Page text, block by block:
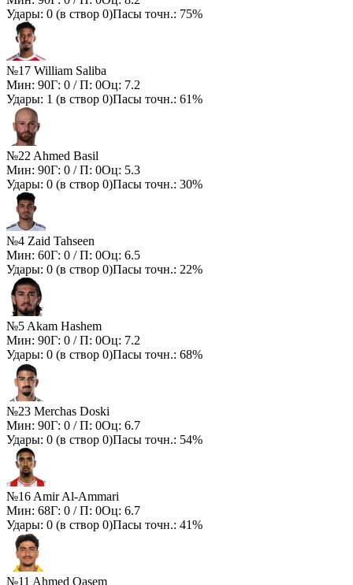
Удары: 0 (в створ 0)Пасы точн.: 75%
№17 William Saliba
Мин: 90Г: 0 / П: 0Оц: 7.2
Удары: 1 (в створ 0)Пасы точн.: 61%
№22 Ahmed Basil
Мин: 90Г: 0 / П: 0Оц: 5.3
Удары: 0 (в створ 0)Пасы точн.: 30%
№4 Zaid Tahseen
Мин: 60Г: 0 / П: 0Оц: 6.5
Удары: 0 (в створ 0)Пасы точн.: 22%
№5 Akam Hashem
Мин: 90Г: 0 / П: 0Оц: 7.2
Удары: 0 (в створ 0)Пасы точн.: 68%
№23 Merchas Doski
Мин: 90Г: 0 / П: 0Оц: 6.7
Удары: 0 (в створ 0)Пасы точн.: 54%
№16 Amir Al-Ammari
Мин: 68Г: 0 / П: 0Оц: 6.7
Удары: 0 (в створ 0)Пасы точн.: 41%
№11 Ahmed Qasem